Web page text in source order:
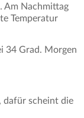
Am Nachmittag
Temperatur
34 Grad. Morgen
dafür scheint die